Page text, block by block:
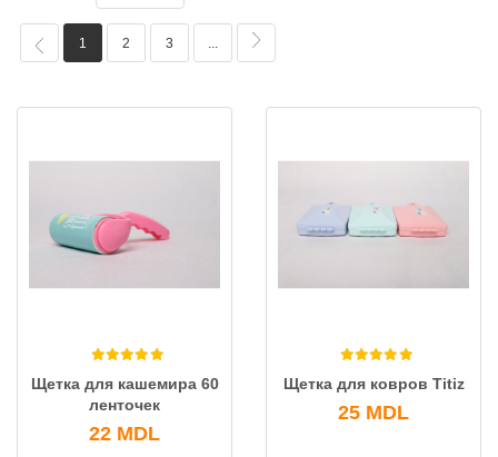
1 2 3 ...
Щетка для кашемира 60
ленточек
22 MDL
Щетка для ковров Titiz
25 MDL